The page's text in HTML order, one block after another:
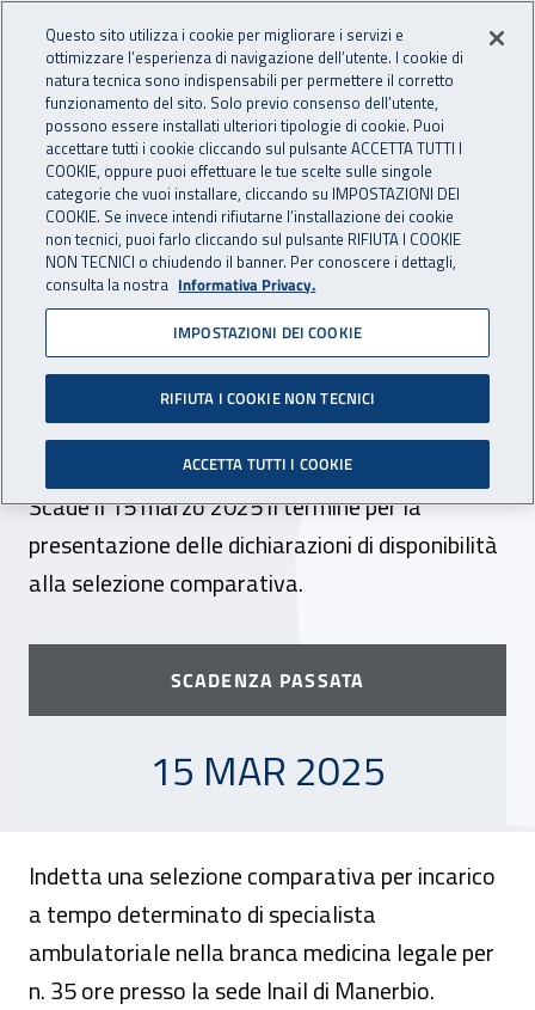
INAIL - Istituto Nazionale
Apri cerca
Navigazione principale
Navigazione - Ti trovi in:
Home Inail comunica Scadenze Scadenza
Dr Lombardia: selezione
comparativa per incarico a
tempo determinato n. 35
ore branca medicina legale
- sede Manerbio
Scade il 15 marzo 2025 il termine per la
presentazione delle dichiarazioni di disponibilità
alla selezione comparativa.
SCADENZA PASSATA
15 MARZO 2025
15 MAR 2025
Indetta una selezione comparativa per incarico
a tempo determinato di specialista
ambulatoriale nella branca medicina legale per
n. 35 ore presso la sede Inail di Manerbio.
Questo sito utilizza i cookie per migliorare i servizi e
ottimizzare l’esperienza di navigazione dell’utente. I cookie di
natura tecnica sono indispensabili per permettere il corretto
funzionamento del sito. Solo previo consenso dell’utente,
possono essere installati ulteriori tipologie di cookie. Puoi
accettare tutti i cookie cliccando sul pulsante ACCETTA TUTTI I
COOKIE, oppure puoi effettuare le tue scelte sulle singole
categorie che vuoi installare, cliccando su IMPOSTAZIONI DEI
COOKIE. Se invece intendi rifiutarne l’installazione dei cookie
non tecnici, puoi farlo cliccando sul pulsante RIFIUTA I COOKIE
NON TECNICI o chiudendo il banner. Per conoscere i dettagli,
consulta la nostra Informativa Privacy.
IMPOSTAZIONI DEI COOKIE
RIFIUTA I COOKIE NON TECNICI
ACCETTA TUTTI I COOKIE